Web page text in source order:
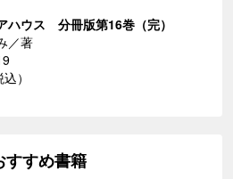
ハウス 分冊版第16巻（完）
／著
）
すすめ書籍